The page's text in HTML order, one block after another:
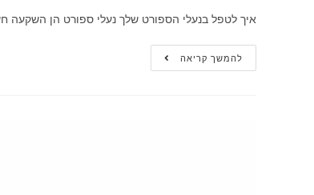
איך לטפל בנעלי הספורט שלך נעלי ספורט הן השקעה
להמשך קריאה